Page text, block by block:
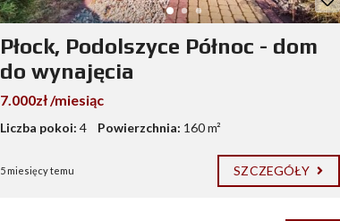
Płock, Podolszyce Północ - dom
do wynajęcia
7.000zł /miesiąc
Liczba pokoi: 4 Powierzchnia: 160 m²
5 miesięcy temu SZCZEGÓŁY